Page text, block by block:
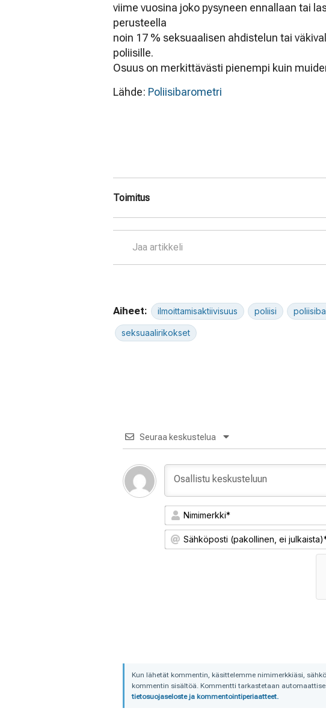
viime vuosina joko pysyneen ennallaan tai
perusteella
noin 17 % seksuaalisen ahdistelun tai
poliisille.
Osuus on merkittävästi pienempi kuin
Lähde: Poliisibarometri
Toimitus
Jaa artikkeli
Aiheet: ilmoittamisaktiivisuus poliisi
seksuaalirikokset
Seuraa keskustelua
Kun lähetät kommentin, käsittelemme nimimerkkiäsi,
kommentin sisältöä. Kommentti tarkastetaan
tietosuojaseloste ja kommentointiperiaatteet.